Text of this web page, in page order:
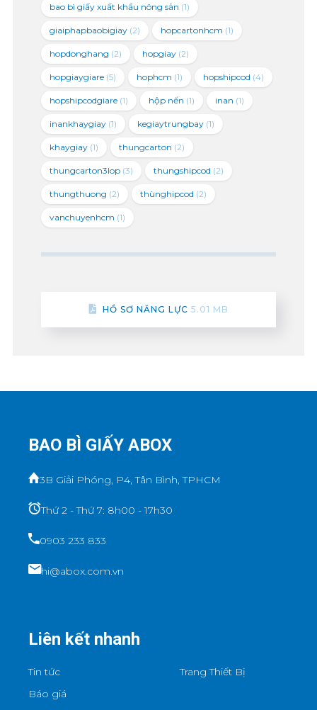
bao bì giấy xuất khẩu nông sản (1)
giaiphapbaobigiay(2) hopcartonhcm (1)
hopdonghang (2) hopgiay(2)
hopgiaygiare(5) hophcm (1) hopshipcod (4)
hopshipcodgiare(1) hộp nến (1) inan (1)
inankhaygiay(1) kegiaytrungbay(1)
khaygiay(1) thungcarton (2)
thungcarton3lop(3) thungshipcod (2)
thungthuong (2) thùnghipcod (2)
vanchuyenhcm (1)
HỒ SƠ NĂNG LỰC 5.01 MB
BAO BÌ GIẤY ABOX
3B Giải Phóng, P4, Tân Bình, TPHCM
Thứ 2 - Thứ 7: 8h00 - 17h30
0903 233 833
hi@abox.com.vn
Liên kết nhanh
Tin tức
Trang Thiết Bị
Báo giá